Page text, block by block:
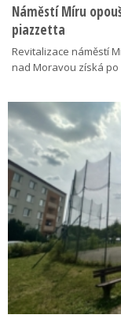
Náměstí Míru
piazzetta
Revitalizace náměstí
nad Moravou získá